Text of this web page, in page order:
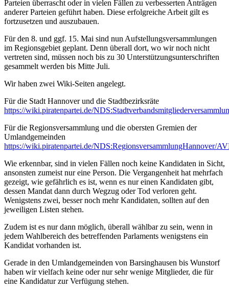
Parteien überrascht oder in vielen Fällen zu verbesserten Anträgen
anderer Parteien geführt haben. Diese erfolgreiche Arbeit gilt es
fortzusetzen und auszubauen.
Für den 8. und ggf. 15. Mai sind nun Aufstellungsversammlungen
im Regionsgebiet geplant. Denn überall dort, wo wir noch nicht
vertreten sind, müssen noch bis zu 30 Unterstützungsunterschriften
gesammelt werden bis Mitte Juli.
Wir haben zwei Wiki-Seiten angelegt.
Für die Stadt Hannover und die Stadtbezirksräte
https://wiki.piratenpartei.de/
Für die Regionsversammlung und die obersten Gremien der
Umlandgemeinden
https://wiki.piratenpartei.de/NDS:RegionsversammlungHannover/
Wie erkennbar, sind in vielen Fällen noch keine Kandidaten in Sicht,
ansonsten zumeist nur eine Person. Die Vergangenheit hat mehrfach
gezeigt, wie gefährlich es ist, wenn es nur einen Kandidaten gibt,
dessen Mandat dann durch Wegzug oder Tod verloren geht.
Wenigstens zwei, besser noch mehr Kandidaten, sollten auf den
jeweiligen Listen stehen.
Zudem ist es nur dann möglich, überall wählbar zu sein, wenn in
jedem Wahlbereich des betreffenden Parlaments wenigstens ein
Kandidat vorhanden ist.
Gerade in den Umlandgemeinden von Barsinghausen bis Wunstorf
haben wir vielfach keine oder nur sehr wenige Mitglieder, die für
eine Kandidatur zur Verfügung stehen.